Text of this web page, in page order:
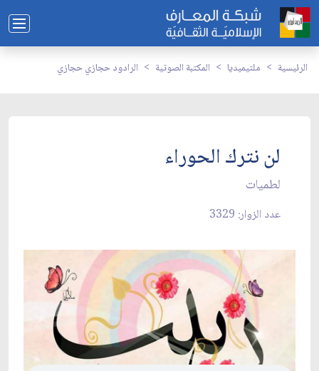
الرئيسية ملتيميديا المكتبة الصوتية الرادود حجازي حجازي
لن نترك الحوراء
لطميات
عدد الزوار: 3329